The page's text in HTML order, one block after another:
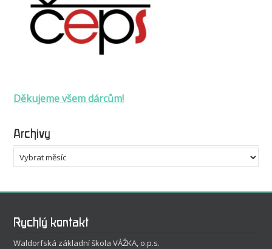
Děkujeme všem dárcům!
Archivy
Archivy
Rychlý kontakt
Waldorfská základní škola VÁŽKA, o.p.s.